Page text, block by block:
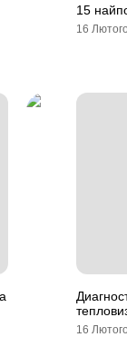
15
16
16